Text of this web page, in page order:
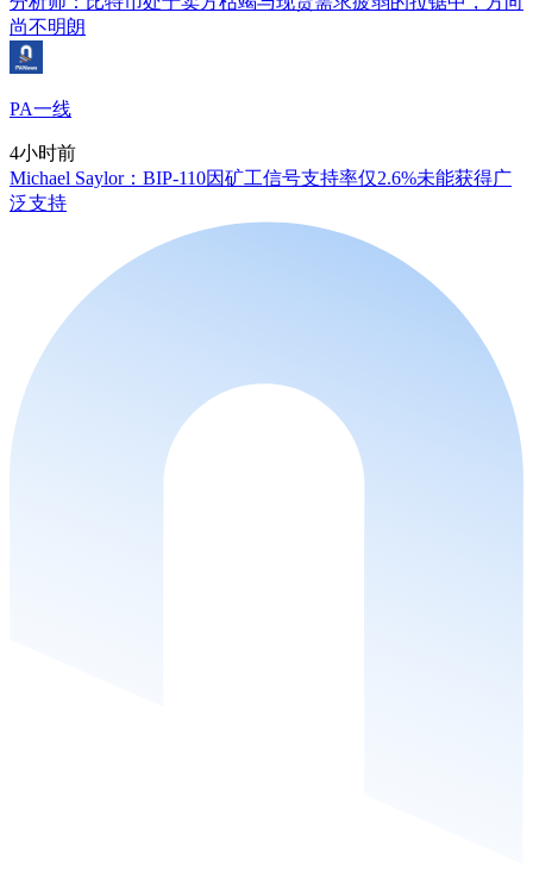
尚不明朗
PA一线
4小时前
Michael Saylor：BIP-110因矿工信号支持率仅2.6%未能获得广
泛支持